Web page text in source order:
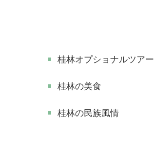
桂林オプショナルツアー
桂林の美食
桂林の民族風情